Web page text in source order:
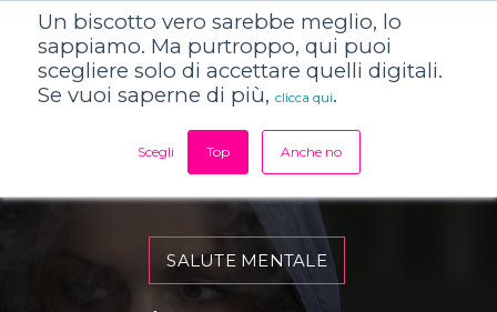
Un biscotto vero sarebbe meglio, lo
sappiamo. Ma purtroppo, qui puoi
scegliere solo di accettare quelli digitali.
Se vuoi saperne di più, clicca qui.
Scegli Top Anche no
SALUTE MENTALE